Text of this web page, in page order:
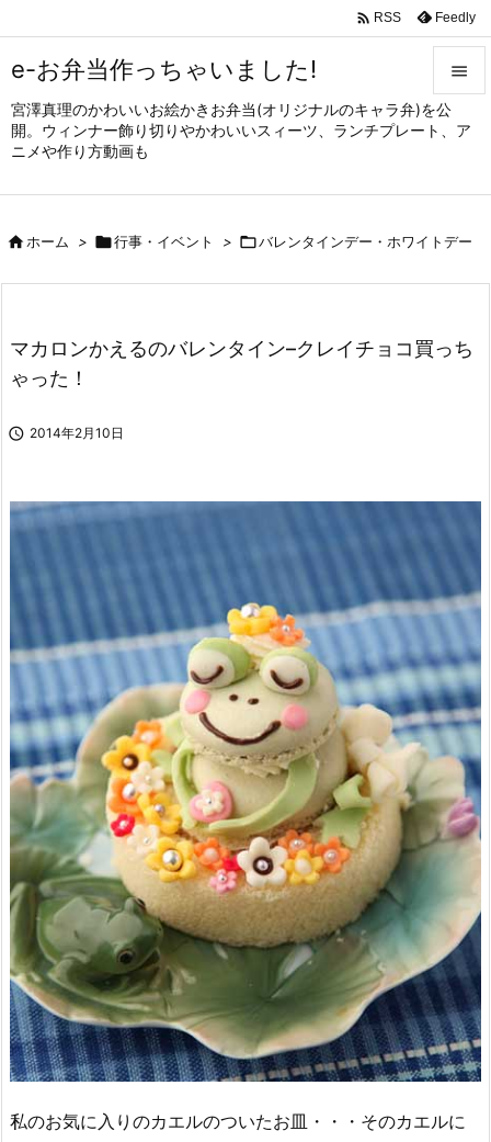
e-お弁当作っちゃいました!
宮澤真理のかわいいお絵かきお弁当(オリジナルのキャラ弁)を公
開。ウィンナー飾り切りやかわいいスィーツ、ランチプレート、ア
ニメや作り方動画も


メニュ
サイド

前へ


検索
 RSS Feedly
ホーム > 行事・イベント > バレンタインデー・ホワイトデー
マカロンかえるのバレンタイン–クレイチョコ買っち
ゃった！
 2014年2月10日
私のお気に入りのカエルのついたお皿・・・そのカエルに